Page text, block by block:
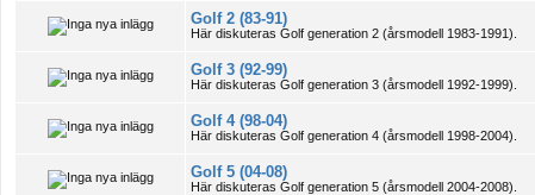
Golf 2 (83-91)
Här diskuteras Golf generation 2 (årsmodell 1983-1991).
Golf 3 (92-99)
Här diskuteras Golf generation 3 (årsmodell 1992-1999).
Golf 4 (98-04)
Här diskuteras Golf generation 4 (årsmodell 1998-2004).
Golf 5 (04-08)
Här diskuteras Golf generation 5 (årsmodell 2004-2008).